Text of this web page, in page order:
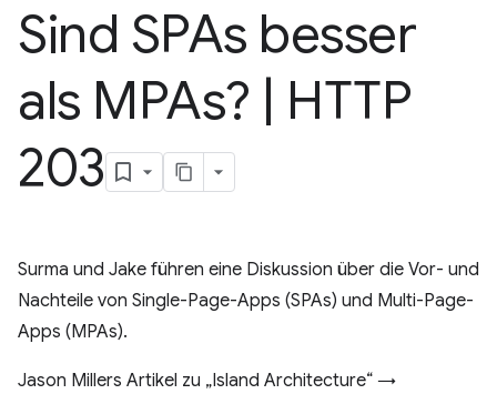
Sind SPAs besser
als MPAs?
HTTP
203
Surma und Jake führen eine Diskussion über die Vor- und
Nachteile von Single-Page-Apps (SPAs) und Multi-Page-
Apps (MPAs).
Jason Millers Artikel zu „Island Architecture“ →